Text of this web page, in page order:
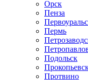
Орск
Пенза
Пермь
Подольск
Протвино